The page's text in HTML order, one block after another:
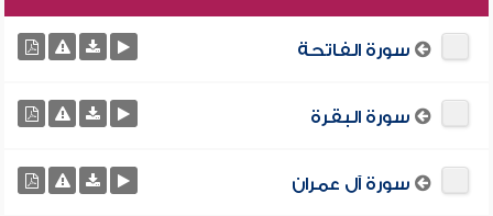
سورة الفاتحة
سورة البقرة
سورة آل عمران